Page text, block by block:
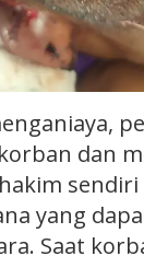
dan
yang
Saat